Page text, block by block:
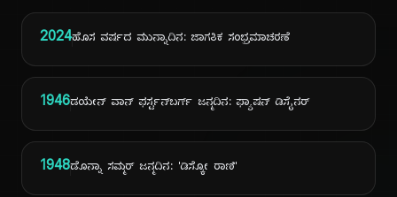
2024ಹೊಸ ವರ್ಷದ ಮುನ್ನಾದಿನ: ಜಾಗತಿಕ ಸಂಭ್ರಮಾಚರಣೆ
1946ಡಯೇನ್ ವಾನ್ ಫರ್ಸ್ಟನ್‌ಬರ್ಗ್ ಜನ್ಮದಿನ: ಫ್ಯಾಷನ್ ಡಿಸೈನರ್
1948ಡೊನ್ನಾ ಸಮ್ಮರ್ ಜನ್ಮದಿನ: 'ಡಿಸ್ಕೋ ರಾಣಿ'